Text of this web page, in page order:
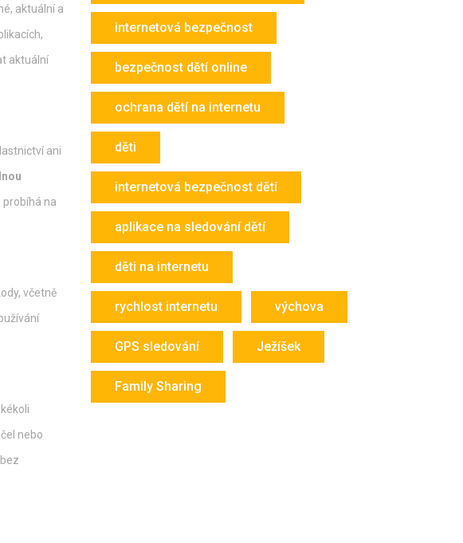
aktuální a
aktuální
ani
na
včetně
nebo
internetová bezpečnost
bezpečnost dětí online
ochrana dětí na internetu
děti
internetová bezpečnost dětí
aplikace na sledování dětí
děti na internetu
rychlost internetu výchova
GPS sledování Ježíšek
Family Sharing